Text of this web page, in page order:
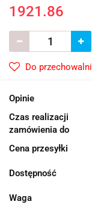
1921.86
Do przechowalni
Opinie
Czas realizacji
zamówienia do
Cena przesyłki
Dostępność
Waga